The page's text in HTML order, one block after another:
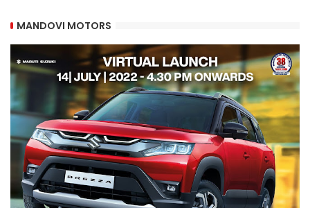
MANDOVI MOTORS